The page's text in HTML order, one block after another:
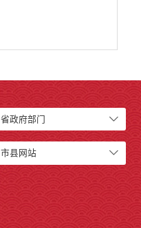
省政府部门
市县网站